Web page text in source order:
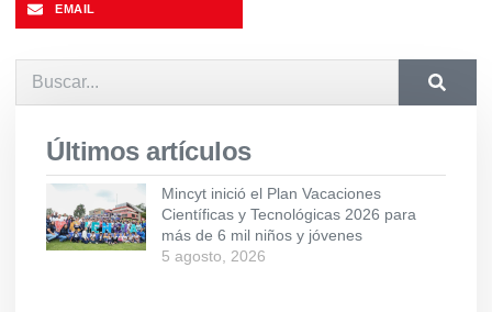
EMAIL
Últimos artículos
Mincyt inició el Plan Vacaciones
Científicas y Tecnológicas 2026 para
más de 6 mil niños y jóvenes
5 agosto, 2026